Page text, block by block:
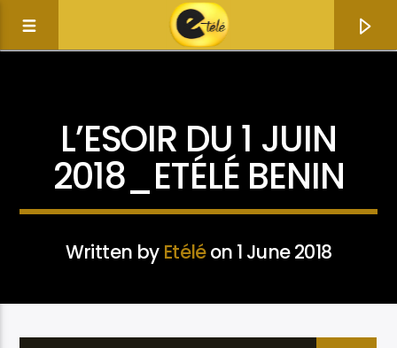
L’ESOIR DU 1 JUIN
2018_ETÉLÉ BENIN
Written by Etéléon 1 June 2018